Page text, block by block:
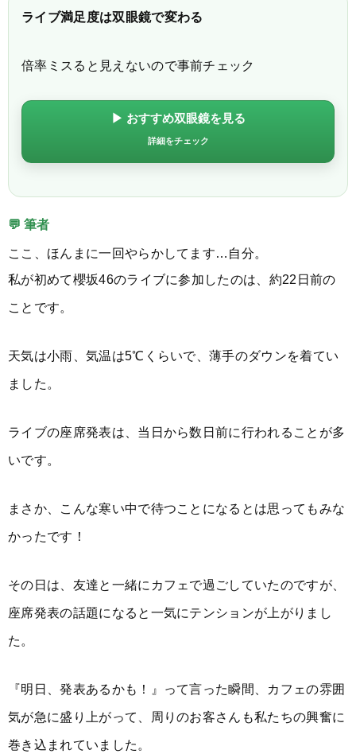
ライブ満足度は双眼鏡で変わる
倍率ミスると見えないので事前チェック
▶ おすすめ双眼鏡を見る
詳細をチェック
💬 筆者
ここ、ほんまに一回やらかしてます…自分。
私が初めて櫻坂46のライブに参加したのは、約22日前の
ことです。
天気は小雨、気温は5℃くらいで、薄手のダウンを着てい
ました。
ライブの座席発表は、当日から数日前に行われることが多
いです。
まさか、こんな寒い中で待つことになるとは思ってもみな
かったです！
その日は、友達と一緒にカフェで過ごしていたのですが、
座席発表の話題になると一気にテンションが上がりまし
た。
『明日、発表あるかも！』って言った瞬間、カフェの雰囲
気が急に盛り上がって、周りのお客さんも私たちの興奮に
巻き込まれていました。